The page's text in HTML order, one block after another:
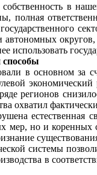
в
автономных
использовать
в основном за
регионов
охватил
естественная
мер, но и
системы
в